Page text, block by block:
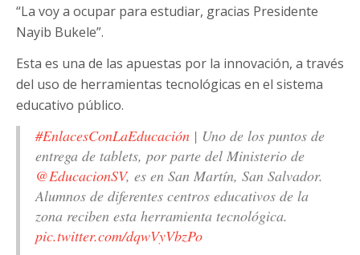
“La voy a ocupar para estudiar, gracias Presidente
Nayib Bukele”.
Esta es una de las apuestas por la innovación, a través
del uso de herramientas tecnológicas en el sistema
educativo público.
#EnlacesConLaEducación | Uno de los puntos de
entrega de tablets, por parte del Ministerio de
@EducacionSV, es en San Martín, San Salvador.
Alumnos de diferentes centros educativos de la
zona reciben esta herramienta tecnológica.
pic.twitter.com/dqwVyVbzPo